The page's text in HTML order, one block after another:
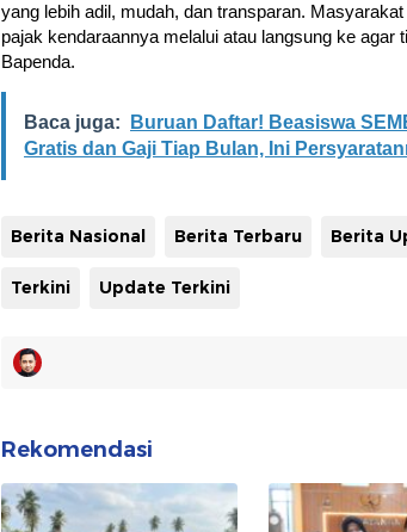
yang lebih adil, mudah, dan transparan.
pajak kendaraannya melalui atau langsung ke agar
Bapenda.
Baca juga:
Buruan Daftar! Beasiswa
Gratis dan Gaji Tiap Bulan, Ini
Berita Nasional Berita Terbaru Berita
Terkini Update Terkini
Rekomendasi